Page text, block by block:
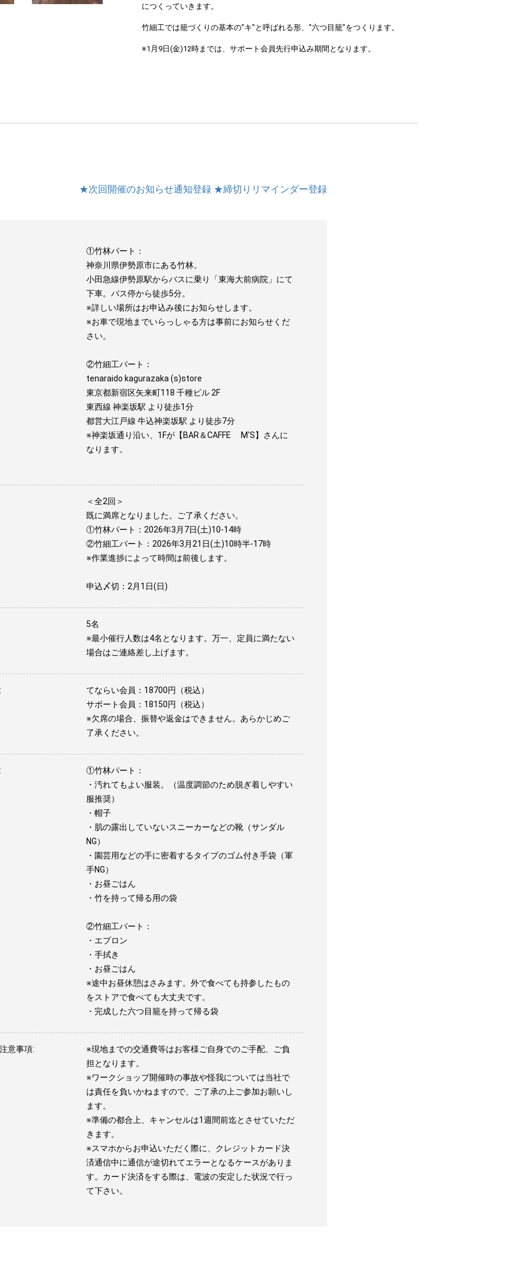
につくっていきます。
竹細工では籠づくりの基本の”キ”と呼ばれる形、"六つ目籠"をつくります。
※1月9日(金)12時までは、サポート会員先行申込み期間となります。
★次回開催のお知らせ通知登録 ★締切りリマインダー登録
①竹林パート：
神奈川県伊勢原市にある竹林。
小田急線伊勢原駅からバスに乗り「東海大前病院」にて
下車。バス停から徒歩5分。
※詳しい場所はお申込み後にお知らせします。
※お車で現地までいらっしゃる方は事前にお知らせくだ
さい。
②竹細工パート：
tenaraido kagurazaka (s)store
東京都新宿区矢来町118 千種ビル 2F
東西線 神楽坂駅 より徒歩1分
都営大江戸線 牛込神楽坂駅 より徒歩7分
※神楽坂通り沿い、1Fが【BAR＆CAFFE M'S】さんに
なります。
＜全2回＞
既に満席となりました。ご了承ください。
①竹林パート：2026年3月7日(土)10-14時
②竹細工パート：2026年3月21日(土)10時半-17時
※作業進捗によって時間は前後します。
申込〆切：2月1日(日)
5名
※最小催行人数は4名となります。万一、定員に満たない
場合はご連絡差し上げます。
てならい会員：18700円（税込）
サポート会員：18150円（税込）
※欠席の場合、振替や返金はできません。あらかじめご
了承ください。
①竹林パート：
・汚れてもよい服装。（温度調節のため脱ぎ着しやすい
服推奨）
・帽子
・肌の露出していないスニーカーなどの靴（サンダル
NG）
・園芸用などの手に密着するタイプのゴム付き手袋（軍
手NG）
・お昼ごはん
・竹を持って帰る用の袋
②竹細工パート：
・エプロン
・手拭き
・お昼ごはん
※途中お昼休憩はさみます。外で食べても持参したもの
をストアで食べても大丈夫です。
・完成した六つ目籠を持って帰る袋
意事項:
※現地までの交通費等はお客様ご自身でのご手配、ご負
担となります。
※ワークショップ開催時の事故や怪我については当社で
は責任を負いかねますので、ご了承の上ご参加お願いし
ます。
※準備の都合上、キャンセルは1週間前迄とさせていただ
きます。
※スマホからお申込いただく際に、クレジットカード決
済通信中に通信が途切れてエラーとなるケースがありま
す。カード決済をする際は、電波の安定した状況で行っ
て下さい。